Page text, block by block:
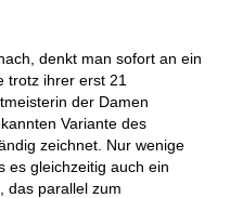
denkt man sofort an ein
trotz ihrer erst 21
der Damen
Variante des
zeichnet. Nur wenige
es gleichzeitig auch ein
das parallel zum